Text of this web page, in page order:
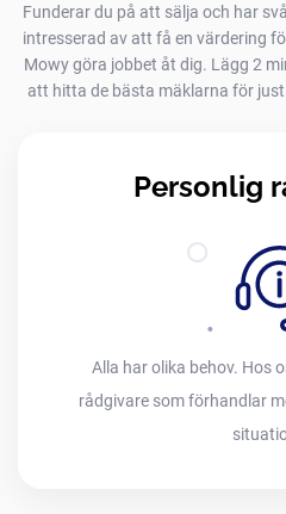
Funderar du på att sälja och har
intresserad av att få en värdering
Mowy göra jobbet åt dig. Lägg 2
att hitta de bästa mäklarna för
Personlig
Alla har olika behov. Hos
rådgivare som förhandlar